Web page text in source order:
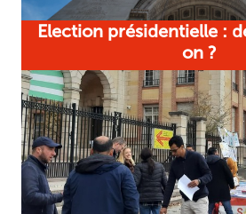
Election présidentielle :
on ?